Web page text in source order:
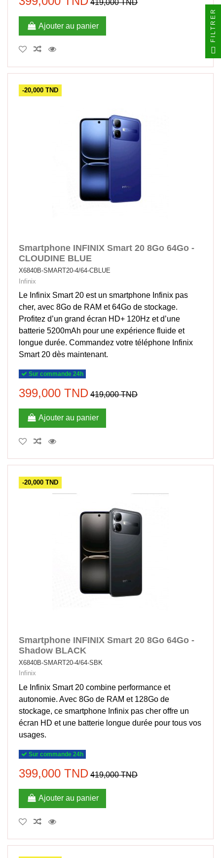
419,000 TND
Ajouter au panier
-20,000 TND
Smartphone INFINIX Smart 20 8Go 64Go -
CLOUDINE BLUE
X6840B-SMART20-4/64-CBLUE
Infinix
Le Infinix Smart 20 est un smartphone Infinix pas
cher, avec 8Go de RAM et 64Go de stockage.
Profitez d’un grand écran HD+ 120Hz et d’une
batterie 5200mAh pour une expérience fluide et
longue durée. Commandez votre téléphone Infinix
Smart 20 dès maintenant.
Sur commande 24h
399,000 TND 419,000 TND
Ajouter au panier
-20,000 TND
Smartphone INFINIX Smart 20 8Go 64Go -
Shadow BLACK
X6840B-SMART20-4/64-SBK
Infinix
Le Infinix Smart 20 combine performance et
autonomie. Avec 8Go de RAM et 128Go de
stockage, ce smartphone Infinix pas cher offre un
écran HD et une batterie longue durée pour tous vos
usages.
Sur commande 24h
399,000 TND 419,000 TND
Ajouter au panier
FILTRER